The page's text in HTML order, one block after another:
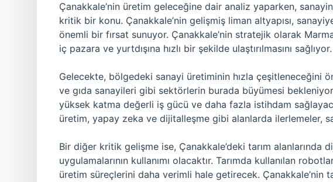
Çanakkale’nin üretim geleceğine dair analiz yaparken,
kritik bir konu. Çanakkale’nin gelişmiş liman altyapısı,
önemli bir fırsat sunuyor. Çanakkale’nin stratejik olarak
iç pazara ve yurtdışına hızlı bir şekilde ulaştırılmasını sağlıyor.
Gelecekte, bölgedeki sanayi üretiminin hızla çeşitleneceğini
ve gıda sanayileri gibi sektörlerin burada büyümesi
yüksek katma değerli iş gücü ve daha fazla istihdam
üretim, yapay zeka ve dijitalleşme gibi alanlarda ilerlemeler,
Bir diğer kritik gelişme ise, Çanakkale’deki tarım alanlarında
uygulamalarının kullanımı olacaktır. Tarımda kullanılan
üretim süreçlerini daha verimli hale getirecek. Çanakkale’nin